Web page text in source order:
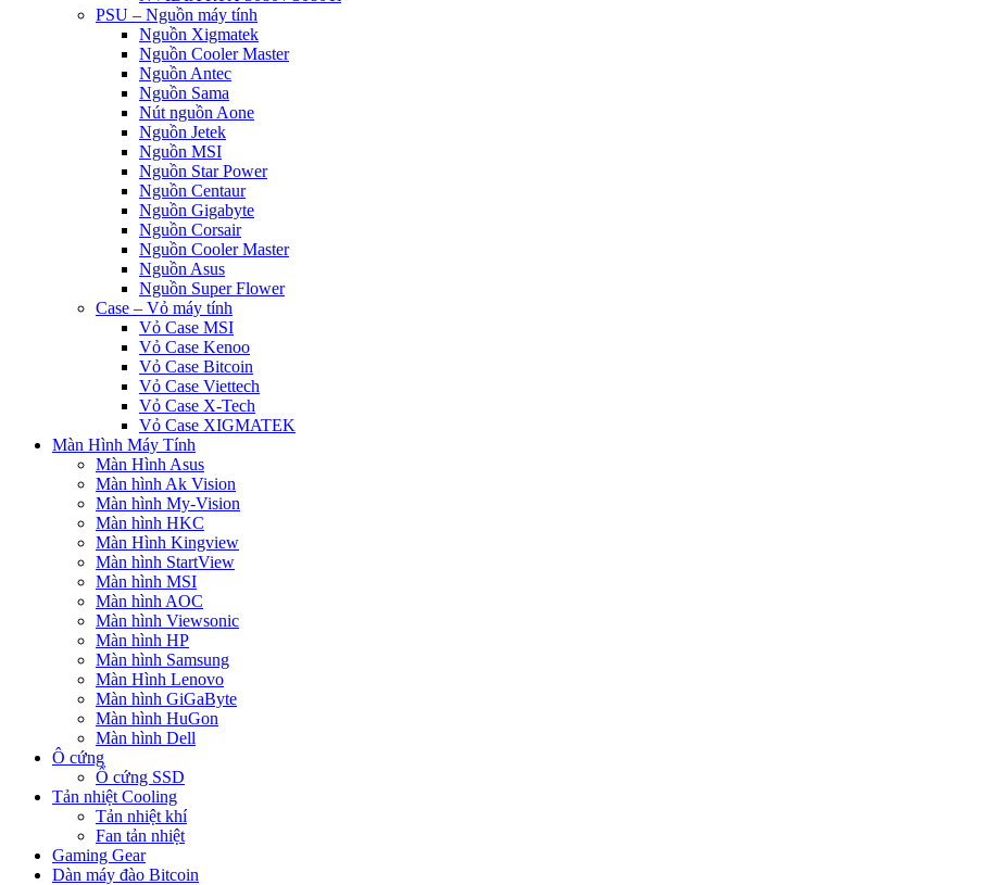
PSU – Nguồn máy tính
Nguồn Xigmatek
Nguồn Cooler Master
Nguồn Antec
Nguồn Sama
Nút nguồn Aone
Nguồn Jetek
Nguồn MSI
Nguồn Star Power
Nguồn Centaur
Nguồn Gigabyte
Nguồn Corsair
Nguồn Cooler Master
Nguồn Asus
Nguồn Super Flower
Case – Vỏ máy tính
Vỏ Case MSI
Vỏ Case Kenoo
Vỏ Case Bitcoin
Vỏ Case Viettech
Vỏ Case X-Tech
Vỏ Case XIGMATEK
Màn Hình Máy Tính
Màn Hình Asus
Màn hình Ak Vision
Màn hình My-Vision
Màn hình HKC
Màn Hình Kingview
Màn hình StartView
Màn hình MSI
Màn hình AOC
Màn hình Viewsonic
Màn hình HP
Màn hình Samsung
Màn Hình Lenovo
Màn hình GiGaByte
Màn hình HuGon
Màn hình Dell
Ô cứng
Ổ cứng SSD
Tản nhiệt Cooling
Tản nhiệt khí
Fan tản nhiệt
Gaming Gear
Dàn máy đào Bitcoin